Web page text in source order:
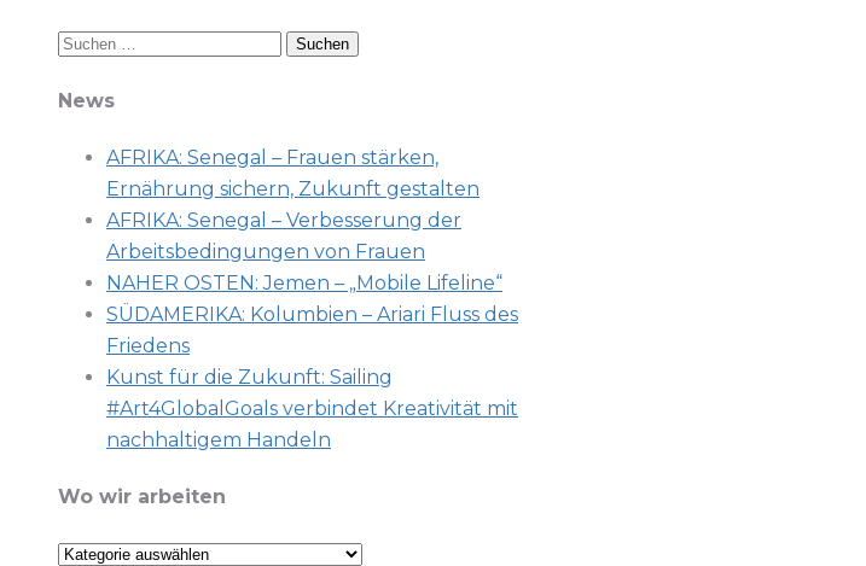
Suchen
News
AFRIKA: Senegal – Frauen stärken,
Ernährung sichern, Zukunft gestalten
AFRIKA: Senegal – Verbesserung der
Arbeitsbedingungen von Frauen
NAHER OSTEN: Jemen – „Mobile Lifeline“
SÜDAMERIKA: Kolumbien – Ariari Fluss des
Friedens
Kunst für die Zukunft: Sailing
#Art4GlobalGoals verbindet Kreativität mit
nachhaltigem Handeln
Wo wir arbeiten
Wo